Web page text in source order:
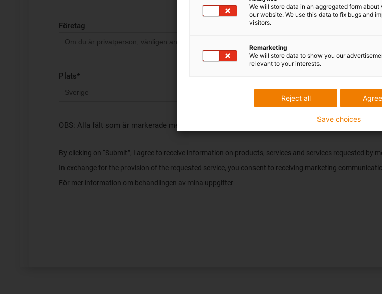
Företag
Plats*
OBS: Alla fält som är markerade med asterisker (*) är obligatoriska.
By clicking on “Submit”, I agree to receive information on products, services and services requested by
In exchange for the provision of the requested service, you consent to receiving marketing
För mer information om behandlingen av mina uppgifter
We will store data in an aggregated form
our website. We use this data to fix bugs and
visitors.
Remarketing
We will store data to show you our
relevant to your interests.
Reject all
Save choices